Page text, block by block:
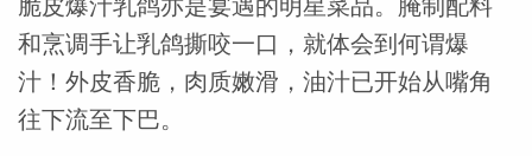
和烹调手让乳鸽撕咬一口，就体会到何谓爆
汁！外皮香脆，肉质嫩滑，油汁已开始从嘴角
往下流至下巴。